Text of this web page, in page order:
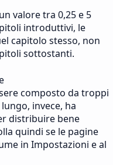
valore tra 0,25 e 5
introduttivi, le
capitolo stesso, non
sottostanti.
composto da troppi
invece, ha
distribuire bene
quindi se le pagine
in Impostazioni e al